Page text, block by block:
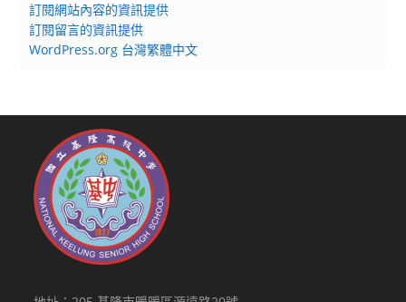
訂閱網站內容的資訊提供
訂閱留言的資訊提供
WordPress.org 台灣繁體中文